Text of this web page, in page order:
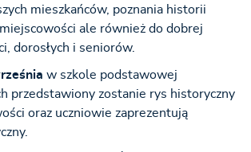
mieszkańców, poznania historii
ale również do dobrej
dorosłych i seniorów.
w szkole podstawowej
przedstawiony zostanie rys historyczny
oraz uczniowie zaprezentują